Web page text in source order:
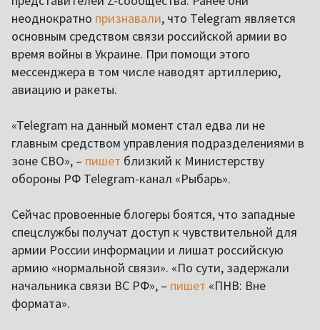
неоднократно признавали, что Telegram является
основным средством связи российской армии во
время войны в Украине. При помощи этого
мессенджера в том числе наводят артиллерию,
авиацию и ракеты.
«Telegram на данный момент стал едва ли не
главным средством управления подразделениями в
зоне СВО», – пишет близкий к Министерству
обороны РФ Telegram-канал «Рыбарь».
Сейчас провоенные блогеры боятся, что западные
спецслужбы получат доступ к чувствительной для
армии России информации и лишат российскую
армию «нормальной связи». «По сути, задержали
начальника связи ВС РФ», – пишет «ПНВ: Вне
формата».